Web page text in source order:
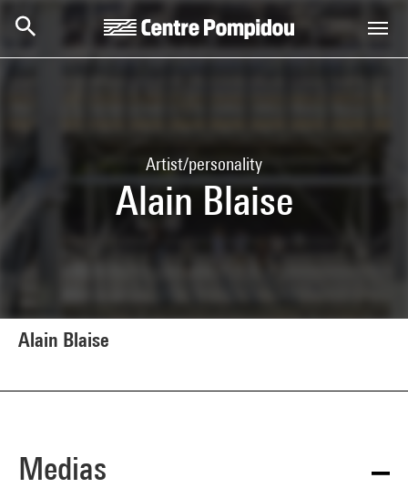
Artist/personality
Alain Blaise
Alain Blaise
Medias